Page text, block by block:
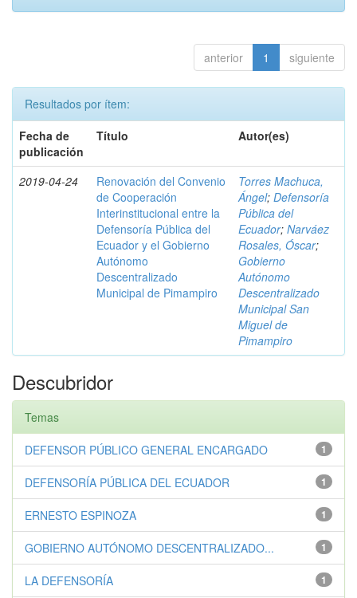
anterior 1 siguiente
Resultados por ítem:
Fecha de
publicación
Título Autor(es)
2019-04-24
Renovación del Convenio
de Cooperación
Interinstitucional entre la
Defensoría Pública del
Ecuador y el Gobierno
Autónomo
Descentralizado
Municipal de Pimampiro
Torres Machuca,
Ángel; Defensoría
Pública del
Ecuador; Narváez
Rosales, Óscar;
Gobierno
Autónomo
Descentralizado
Municipal San
Miguel de
Pimampiro
Descubridor
Temas
1
DEFENSOR PÚBLICO GENERAL ENCARGADO
1
DEFENSORÍA PÚBLICA DEL ECUADOR
1
ERNESTO ESPINOZA
1
GOBIERNO AUTÓNOMO DESCENTRALIZADO...
1
LA DEFENSORÍA